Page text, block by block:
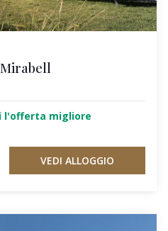
l'offerta migliore
VEDI ALLOGGIO